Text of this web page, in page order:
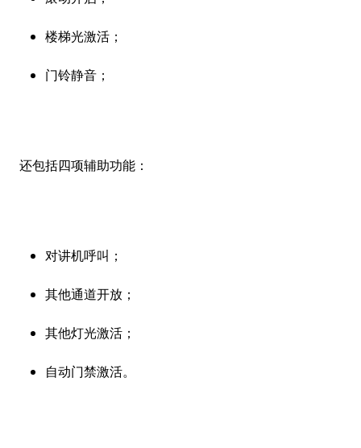
楼梯光激活；
门铃静音；
还包括四项辅助功能：
对讲机呼叫；
其他通道开放；
其他灯光激活；
自动门禁激活。